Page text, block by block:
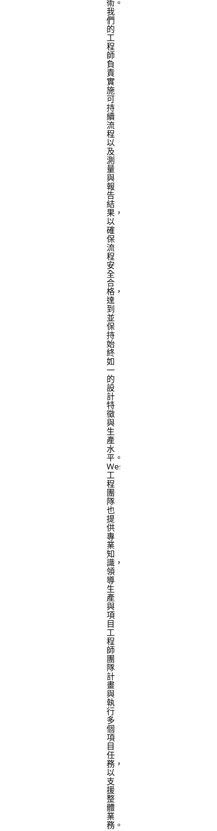
術。
我
們
的
工
程
師
負
責
實
施
可
持
續
流
程
以
及
測
量
與
報
告
結
果，
以
確
保
流
程
安
全
合
格，
達
到
並
保
持
始
終
如
一
的
設
計
特
徵
與
生
產
水
平。
West
工
程
團
隊
也
提
供
專
業
知
識，
領
導
生
產
與
項
目
工
程
師
團
隊
計
畫
與
執
行
多
個
項
目
任
務，
以
支
援
整
體
業
務。